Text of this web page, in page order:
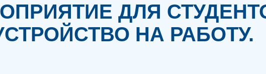
ДЛЯ
НА РАБОТУ.